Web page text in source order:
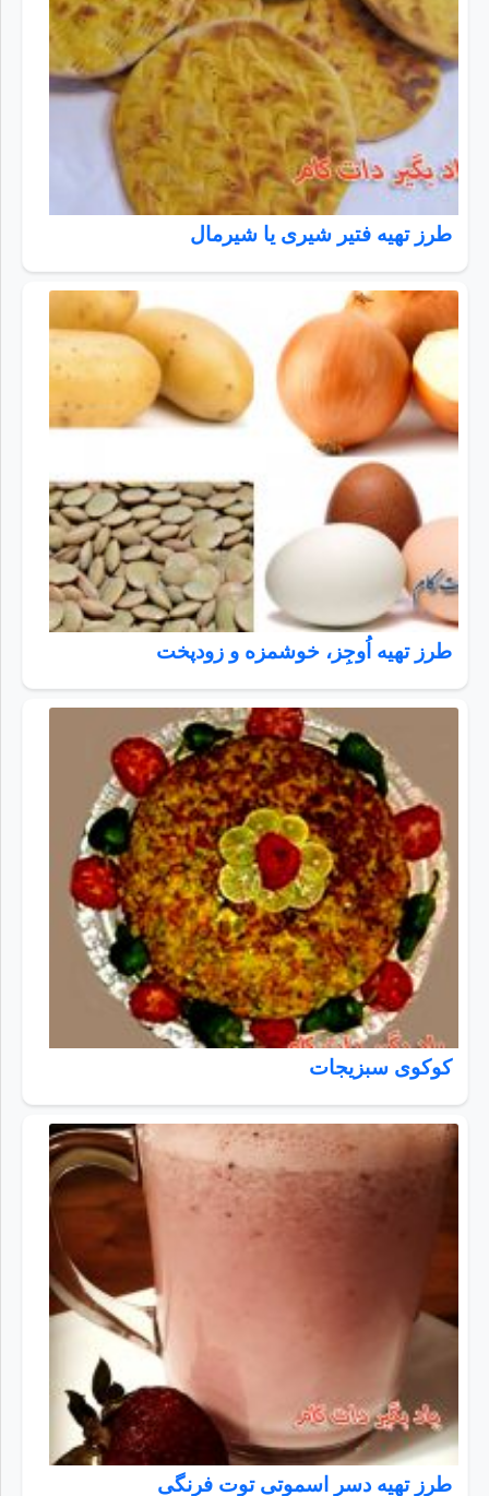
طرز تهیه فتیر شیری یا شیرمال
طرز تهیه اُوجِز، خوشمزه و زودپخت
کوکوی سبزیجات
طرز تهیه دسر اسموتی توت فرنگی